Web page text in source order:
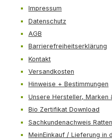
Impressum
Datenschutz
AGB
Barrierefreiheitserklärung
Kontakt
Versandkosten
Hinweise + Bestimmungen
Unsere Hersteller, Marken
Bio Zertifikat Download
Sachkundenachweis
MeinEinkauf / Lieferung in